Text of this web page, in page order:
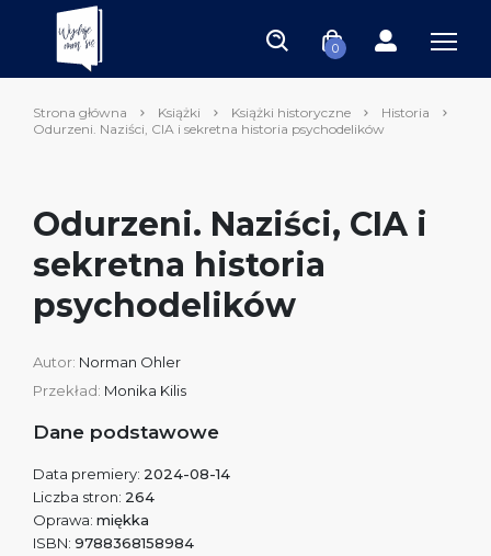
0
Strona główna Książki Książki historyczne
Historia
Odurzeni. Naziści, CIA i sekretna historia psychodelików
Odurzeni. Naziści, CIA i
sekretna historia
psychodelików
Autor: Norman Ohler
Przekład: Monika Kilis
Dane podstawowe
Data premiery: 2024-08-14
Liczba stron: 264
Oprawa: miękka
ISBN: 9788368158984